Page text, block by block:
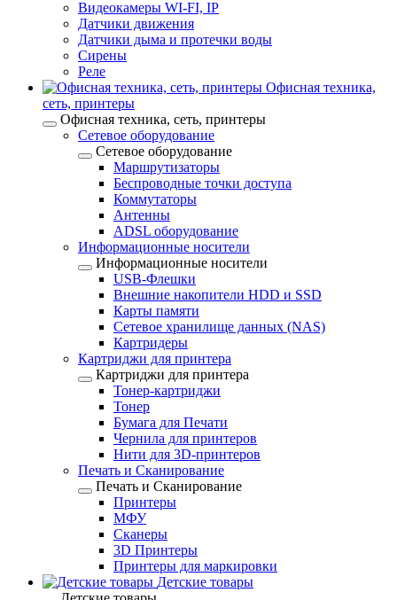
Видеокамеры WI-FI, IP
Датчики движения
Датчики дыма и протечки воды
Сирены
Реле
Офисная техника,
cеть, принтеры
Офисная техника, cеть, принтеры
Сетевое оборудование
Сетевое оборудование
Маршрутизаторы
Беспроводные точки доступа
Коммутаторы
Антенны
ADSL оборудование
Информационные носители
Информационные носители
USB-Флешки
Внешние накопители HDD и SSD
Карты памяти
Сетевое хранилище данных (NAS)
Картридеры
Картриджи для принтера
Картриджи для принтера
Тонер-картриджи
Тонер
Бумага для Печати
Чернила для принтеров
Нити для 3D-принтеров
Печать и Сканирование
Печать и Сканирование
Принтеры
МФУ
Сканеры
3D Принтеры
Принтеры для маркировки
Детские товары